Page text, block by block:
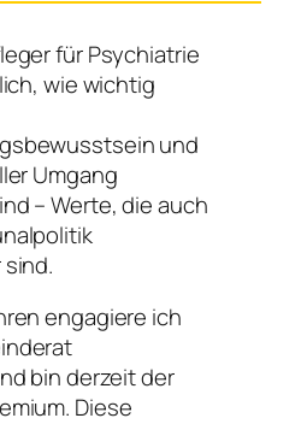
für Psychiatrie
wie wichtig
und
Umgang
– Werte, die auch
engagiere ich
bin derzeit der
Diese